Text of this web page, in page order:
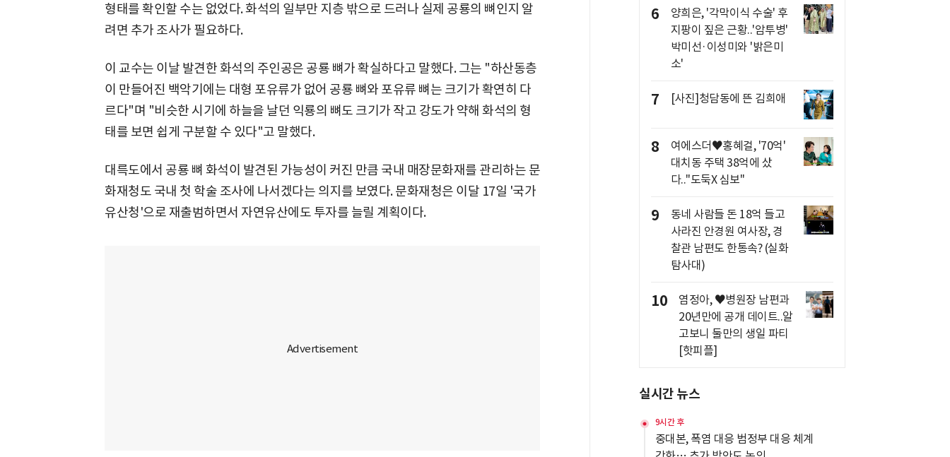
형태를 확인할 수는 없었다. 화석의 일부만 지층 밖으로 드러나 실제 공룡의 뼈인지 알
려면 추가 조사가 필요하다.
이 교수는 이날 발견한 화석의 주인공은 공룡 뼈가 확실하다고 말했다. 그는 "하산동층
이 만들어진 백악기에는 대형 포유류가 없어 공룡 뼈와 포유류 뼈는 크기가 확연히 다
르다"며 "비슷한 시기에 하늘을 날던 익룡의 뼈도 크기가 작고 강도가 약해 화석의 형
태를 보면 쉽게 구분할 수 있다"고 말했다.
대륵도에서 공룡 뼈 화석이 발견된 가능성이 커진 만큼 국내 매장문화재를 관리하는 문
화재청도 국내 첫 학술 조사에 나서겠다는 의지를 보였다. 문화재청은 이달 17일 '국가
유산청'으로 재출범하면서 자연유산에도 투자를 늘릴 계획이다.
6
양희은, '각막이식 수술' 후
지팡이 짚은 근황..'암투병'
박미선·이성미와 '밝은미
소'
7 [사진]청담동에 뜬 김희애
8
여에스더♥홍혜걸, '70억'
대치동 주택 38억에 샀
다.."도둑X 심보"
9
동네 사람들 돈 18억 들고
사라진 안경원 여사장, 경
찰관 남편도 한통속? (실화
탐사대)
10
염정아, ♥병원장 남편과
20년만에 공개 데이트..알
고보니 둘만의 생일 파티
[핫피플]
실시간 뉴스
9시간 후
중대본, 폭염 대응 범정부 대응 체계